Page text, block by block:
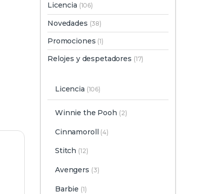
Licencia (106)
Novedades (38)
Promociones (1)
Relojes y despetadores (17)
Licencia (106)
Winnie the Pooh (2)
Cinnamoroll (4)
Stitch (12)
Avengers (3)
Barbie (1)